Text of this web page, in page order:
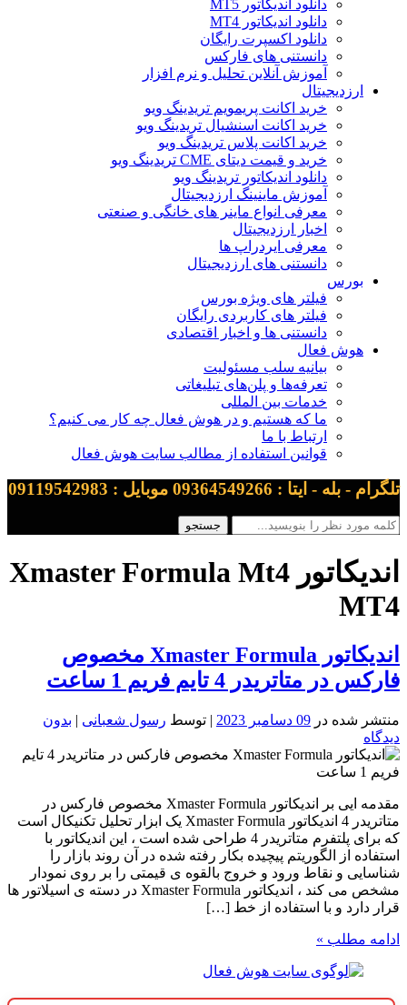
دانلود اندیکاتور MT5
دانلود اندیکاتور MT4
دانلود اکسپرت رایگان
دانستنی های فارکس
آموزش آنلاین تحلیل و نرم افزار
ارزدیجیتال
خرید اکانت پریمویم تریدینگ ویو
خرید اکانت اسنشیال تریدینگ ویو
خرید اکانت پلاس تریدینگ ویو
خرید و قیمت دیتای CME تریدینگ ویو
دانلود اندیکاتور تریدینگ ویو
آموزش ماینینگ ارزدیجیتال
معرفی انواع ماینر های خانگی و صنعتی
اخبار ارزدیجیتال
معرفی ایردراپ ها
دانستنی های ارزدیجیتال
بورس
فیلتر های ویژه بورس
فیلتر های کاربردی رایگان
دانستنی ها و اخبار اقتصادی
هوش فعال
بیانیه سلب مسئولیت
تعرفه‌ها و پلن‌های تبلیغاتی
خدمات بین المللی
ما که هستیم و در هوش فعال چه کار می کنیم؟
ارتباط با ما
قوانین استفاده از مطالب سایت هوش فعال
تلگرام - بله - ایتا : 09364549266 موبایل : 09119542983
اندیکاتور Xmaster Formula Mt4
MT4
اندیکاتور Xmaster Formula مخصوص
فارکس در متاتریدر 4 تایم فریم 1 ساعت
منتشر شده در 09 دسامبر 2023 | توسط رسول شعبانی | بدون
دیدگاه
مقدمه ایی بر اندیکاتور Xmaster Formula مخصوص فارکس در
متاتریدر 4 اندیکاتور Xmaster Formula یک ابزار تحلیل تکنیکال است
که برای پلتفرم متاتریدر 4 طراحی شده است ، این اندیکاتور با
استفاده از الگوریتم پیچیده بکار رفته شده در آن روند بازار را
شناسایی و نقاط ورود و خروج بالقوه ی قیمتی را بر روی نمودار
مشخص می کند ، اندیکاتور Xmaster Formula در دسته ی اسیلاتور ها
قرار دارد و با استفاده از خط […]
ادامه مطلب »